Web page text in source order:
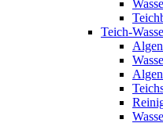
Teich-